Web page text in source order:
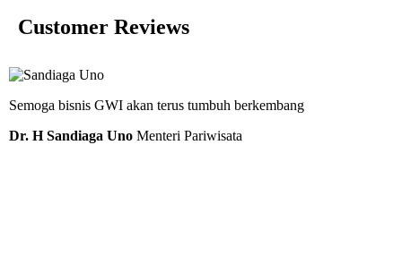
Customer Reviews
Semoga bisnis GWI akan terus tumbuh berkembang
Dr. H Sandiaga Uno Menteri Pariwisata